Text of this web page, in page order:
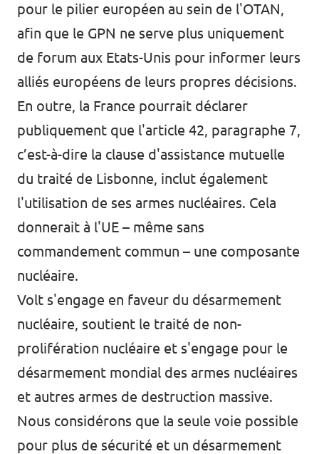
pour le pilier européen au sein de l'OTAN,
afin que le GPN ne serve plus uniquement
de forum aux Etats-Unis pour informer leurs
alliés européens de leurs propres décisions.
En outre, la France pourrait déclarer
publiquement que l'article 42, paragraphe 7,
c’est-à-dire la clause d'assistance mutuelle
du traité de Lisbonne, inclut également
l'utilisation de ses armes nucléaires. Cela
donnerait à l'UE – même sans
commandement commun – une composante
nucléaire.
Volt s'engage en faveur du désarmement
nucléaire, soutient le traité de non-
prolifération nucléaire et s'engage pour le
désarmement mondial des armes nucléaires
et autres armes de destruction massive.
Nous considérons que la seule voie possible
pour plus de sécurité et un désarmement